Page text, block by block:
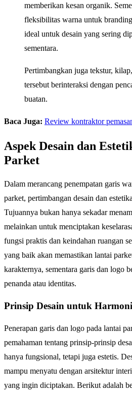
memberikan kesan organik.
fleksibilitas warna untuk
ideal untuk desain yang sering
sementara.
Pertimbangkan juga tekstur,
tersebut berinteraksi dengan
buatan.
Baca Juga: Review kontraktor
Aspek Desain dan
Parket
Dalam merancang penempatan garis
parket, pertimbangan desain dan
Tujuannya bukan hanya sekadar
melainkan untuk menciptakan
fungsi praktis dan keindahan ruangan
yang baik akan memastikan lantai
karakternya, sementara garis dan logo
penanda atau identitas.
Prinsip Desain untuk
Penerapan garis dan logo pada lantai
pemahaman tentang prinsip-prinsip
hanya fungsional, tetapi juga estetis.
mampu menyatu dengan arsitektur
yang ingin diciptakan. Berikut adalah